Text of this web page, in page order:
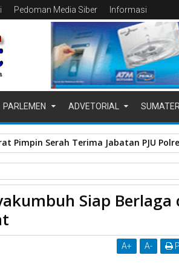
Pedoman Media Siber Informasi
PARLEMEN ADVETORIAL
Pimpin Serah Terima Jabatan PJU
Provinsi Sumatera Barat
Provinsi Sumatera Barat
Siap
A+ A-